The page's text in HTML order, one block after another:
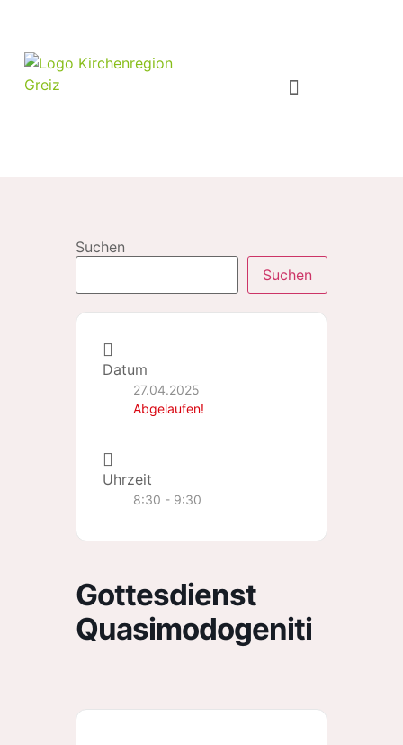
Suchen
Suchen
Datum
27.04.2025
Abgelaufen!
Uhrzeit
8:30 - 9:30
Gottesdienst
Quasimodogeniti